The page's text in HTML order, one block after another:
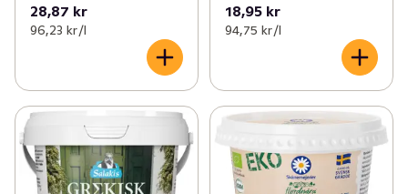
28,87 kr
96,23 kr /l
18,95 kr
94,75 kr /l